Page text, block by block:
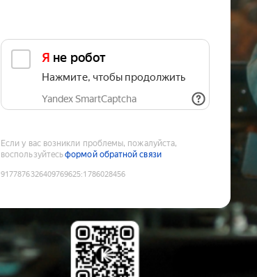
Я не робот
Нажмите, чтобы продолжить
Yandex SmartCaptcha
Если у вас возникли проблемы, пожалуйста,
воспользуйтесьформой обратной связи
9177876326409769625:1786028456